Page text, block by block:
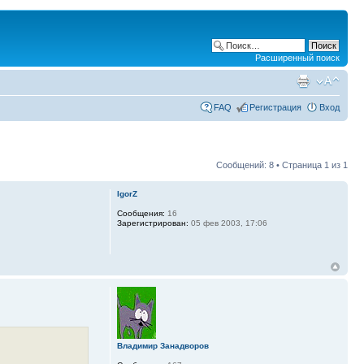
Расширенный поиск
FAQ Регистрация Вход
Сообщений: 8 • Страница 1 из 1
IgorZ
Сообщения: 16
Зарегистрирован: 05 фев 2003, 17:06
Владимир Занадворов